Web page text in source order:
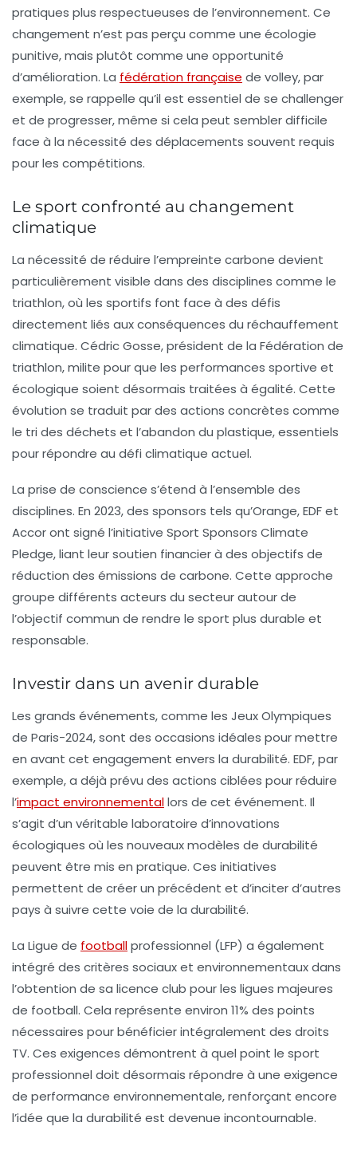
pratiques plus respectueuses de l’environnement. Ce
changement n’est pas perçu comme une écologie
punitive, mais plutôt comme une opportunité
d’amélioration. La fédération française de volley, par
exemple, se rappelle qu’il est essentiel de se challenger
et de progresser, même si cela peut sembler difficile
face à la nécessité des déplacements souvent requis
pour les compétitions.
Le sport confronté au changement
climatique
La nécessité de réduire l’empreinte carbone devient
particulièrement visible dans des disciplines comme le
triathlon, où les sportifs font face à des défis
directement liés aux conséquences du réchauffement
climatique. Cédric Gosse, président de la Fédération de
triathlon, milite pour que les performances sportive et
écologique soient désormais traitées à égalité. Cette
évolution se traduit par des actions concrètes comme
le tri des déchets et l’abandon du plastique, essentiels
pour répondre au défi climatique actuel.
La prise de conscience s’étend à l’ensemble des
disciplines. En 2023, des sponsors tels qu’Orange, EDF et
Accor ont signé l’initiative Sport Sponsors Climate
Pledge, liant leur soutien financier à des objectifs de
réduction des émissions de carbone. Cette approche
groupe différents acteurs du secteur autour de
l’objectif commun de rendre le sport plus durable et
responsable.
Investir dans un avenir durable
Les grands événements, comme les Jeux Olympiques
de Paris-2024, sont des occasions idéales pour mettre
en avant cet engagement envers la durabilité. EDF, par
exemple, a déjà prévu des actions ciblées pour réduire
l’impact environnementallors de cet événement. Il
s’agit d’un véritable laboratoire d’innovations
écologiques où les nouveaux modèles de durabilité
peuvent être mis en pratique. Ces initiatives
permettent de créer un précédent et d’inciter d’autres
pays à suivre cette voie de la durabilité.
La Ligue de footballprofessionnel (LFP) a également
intégré des critères sociaux et environnementaux dans
l’obtention de sa licence club pour les ligues majeures
de football. Cela représente environ 11% des points
nécessaires pour bénéficier intégralement des droits
TV. Ces exigences démontrent à quel point le sport
professionnel doit désormais répondre à une exigence
de performance environnementale, renforçant encore
l’idée que la durabilité est devenue incontournable.